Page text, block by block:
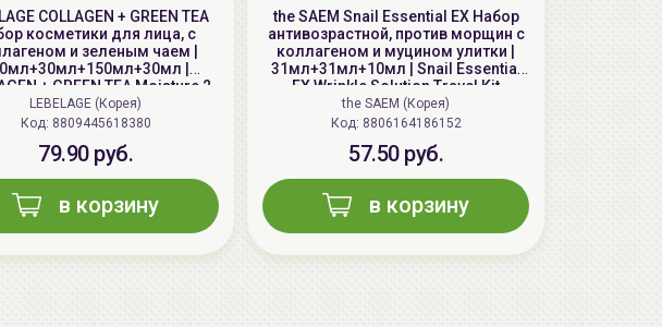
COLLAGEN + GREEN TEA
косметики для лица, c
и зеленым чаем |
|
+ GREEN TEA Moisture 2
Set
LEBELAGE (Корея)
Код: 8809445618380
79.90 руб.
в корзину
the SAEM Snail Essential EX Набор
антивозрастной, против морщин с
коллагеном и муцином улитки |
31мл+31мл+10мл | Snail Essential
EX Wrinkle Solution Travel Kit
the SAEM (Корея)
Код: 8806164186152
57.50 руб.
в корзину